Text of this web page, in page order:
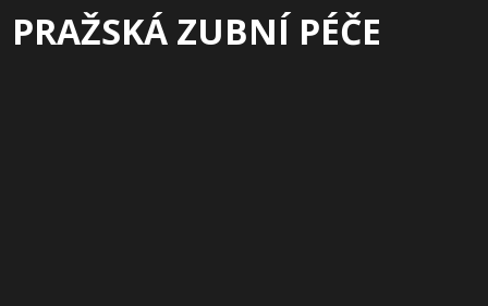
PRAŽSKÁ ZUBNÍ PÉČE